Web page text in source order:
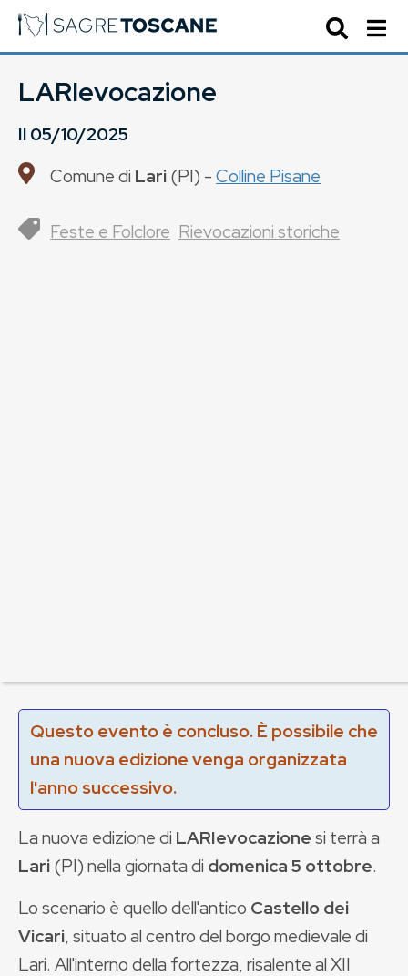
LARIevocazione
Il05/10/2025
Comune di Lari(PI) -Colline Pisane
Feste e Folclore Rievocazioni storiche
Questo evento è concluso. È possibile che
una nuova edizione venga organizzata
l'anno successivo.
La nuova edizione di LARIevocazionesi terrà a
Lari(PI) nella giornata di domenica 5 ottobre.
Lo scenario è quello dell'antico Castello dei
Vicari, situato al centro del borgo medievale di
Lari. All'interno della fortezza, risalente al XII